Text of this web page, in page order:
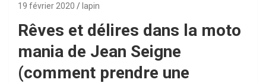
19 février 2020 lapin
Rêves et délires dans la moto
mania de Jean Seigne
(comment prendre une